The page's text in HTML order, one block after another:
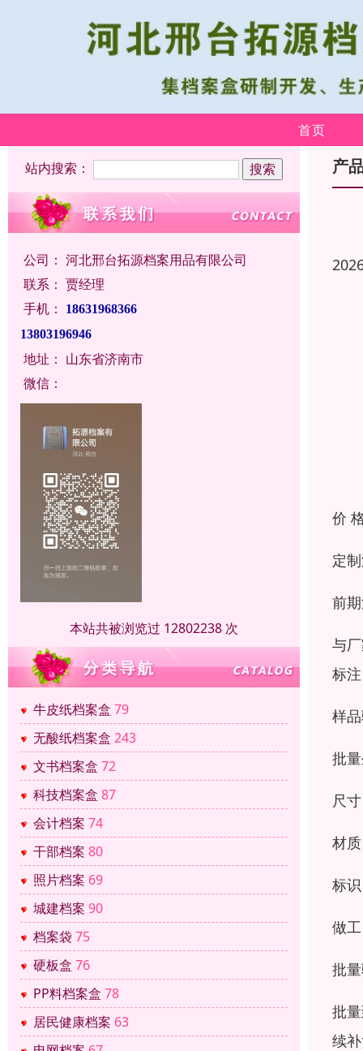
首页
站内搜索：
公司： 河北邢台拓源档案用品有限公司
联系： 贾经理
手机：
18631968366
13803196946
地址： 山东省济南市
微信：
本站共被浏览过 12802238 次
牛皮纸档案盒 79
无酸纸档案盒 243
文书档案盒 72
科技档案盒 87
会计档案 74
干部档案 80
照片档案 69
城建档案 90
档案袋 75
硬板盒 76
PP料档案盒 78
居民健康档案 63
产
价
定
前
与
标
样
批
尺
材
标
做
批
批
续